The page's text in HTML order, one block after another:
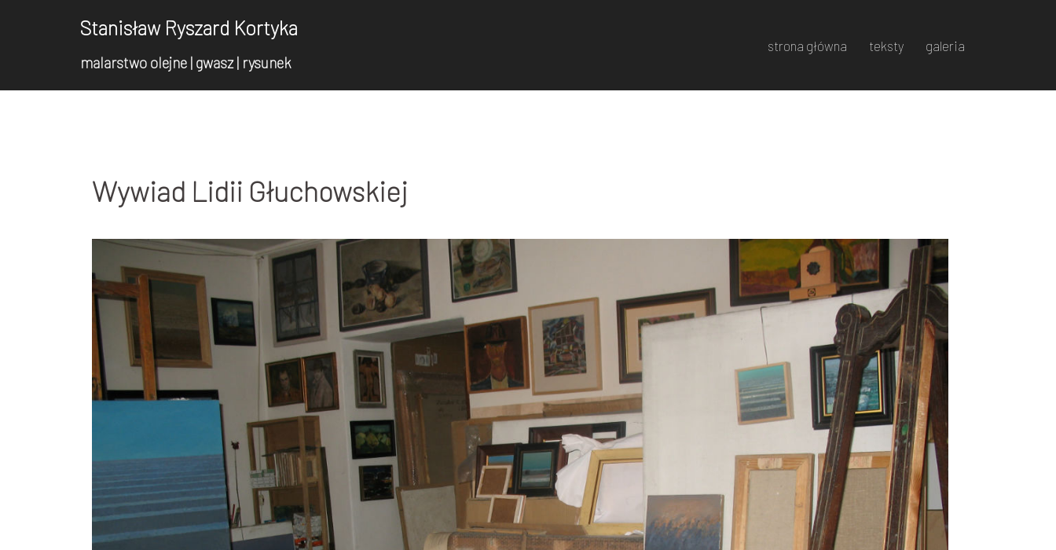
Stanisław Ryszard Kortyka
malarstwo olejne | gwasz | rysunek
strona główna teksty galeria
Wywiad Lidii Głuchowskiej